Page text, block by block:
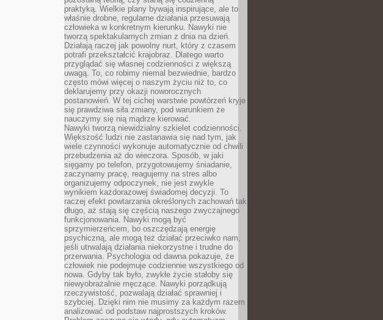
praktyką. Wielkie plany bywają inspirujące, ale to
właśnie drobne, regularne działania przesuwają
człowieka w konkretnym kierunku. Nawyki nie
tworzą spektakularnych zmian z dnia na dzień.
Działają raczej jak powolny nurt, który z czasem
potrafi przekształcić krajobraz. Dlatego warto
przyglądać się własnej codzienności z większą
uwagą. To, co robimy niemal bezwiednie, bardzo
często mówi więcej o naszym życiu niż to, co
deklarujemy przy okazji noworocznych
postanowień. W tej cichej warstwie powtórzeń kryje
się prawdziwa siła zmiany, pod warunkiem że
nauczymy się nią mądrze kierować.
Nawyki tworzą niewidzialny szkielet codzienności.
Większość ludzi nie zastanawia się nad tym, jak
wiele czynności wykonuje automatycznie od chwili
przebudzenia aż do wieczora. Sposób, w jaki
sięgamy po telefon, przygotowujemy śniadanie,
zaczynamy pracę, reagujemy na stres albo
organizujemy odpoczynek, nie jest zwykle
wynikiem każdorazowej świadomej decyzji. To
raczej efekt powtarzania określonych zachowań tak
długo, aż stają się częścią naszego zwyczajnego
funkcjonowania. Nawyki mogą być
sprzymierzeńcem, bo oszczędzają energię
psychiczną, ale mogą też działać przeciwko nam,
jeśli utrwalają działania niekorzystne i trudne do
przerwania. Psychologia od dawna pokazuje, że
człowiek nie podejmuje codziennie wszystkiego od
nowa. Gdyby tak było, zwykłe życie stałoby się
niewyobrażalnie męczące. Nawyki porządkują
rzeczywistość, pozwalają działać sprawniej i
szybciej. Dzięki nim nie musimy za każdym razem
analizować od podstaw najprostszych kroków.